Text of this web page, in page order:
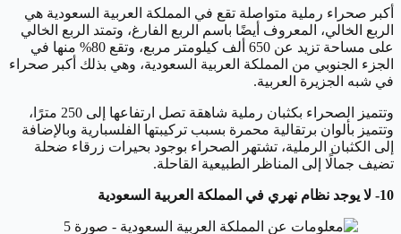
أكبر صحراء رملية متواصلة تقع في المملكة العربية السعودية هي
الربع الخالي، المعروف أيضًا باسم الربع الفارغ، وتمتد الربع الخالي
على مساحة تزيد عن 650 ألف كيلومتر مربع، وتقع 80% منها في
الجزء الجنوبي من المملكة العربية السعودية، وهي بذلك أكبر صحراء
في شبه الجزيرة العربية.
وتتميز الصحراء بكثبان رملية شاهقة تصل ارتفاعها إلى 250 مترًا،
وتتميز بألوان برتقالية محمرة بسبب تركيبتها الفلسبارية وبالإضافة
إلى الكثبان الرملية، تشتهر الصحراء بوجود بحيرات زرقاء ضحلة
تضيف جمالًا إلى المناظر الطبيعية القاحلة.
10- لا يوجد نظام نهري في المملكة العربية السعودية